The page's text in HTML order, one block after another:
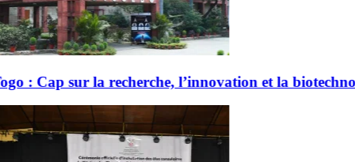
et la biotechnologie